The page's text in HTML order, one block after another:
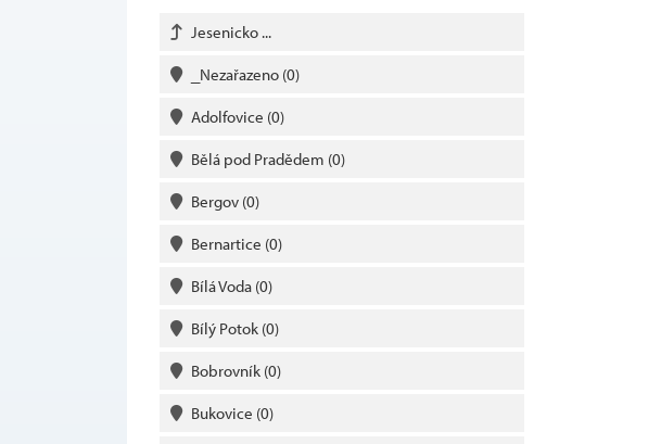
Jesenicko ...
_Nezařazeno (0)
Adolfovice (0)
Bělá pod Pradědem (0)
Bergov (0)
Bernartice (0)
Bílá Voda (0)
Bílý Potok (0)
Bobrovník (0)
Bukovice (0)